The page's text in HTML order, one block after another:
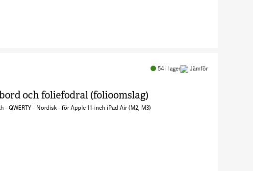
Tangentbord
54 i lager Jämför
och foliefodral (folioomslag)
QWERTY - Nordisk - för Apple 11-inch iPad Air (M2, M3)